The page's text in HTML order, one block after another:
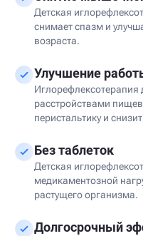
Детская
снимает спазм и
возраста.
Улучшение
расстройствами
перистальтику и
Без таблеток
Детская
медикаментозной
растущего организма.
Долгосрочный